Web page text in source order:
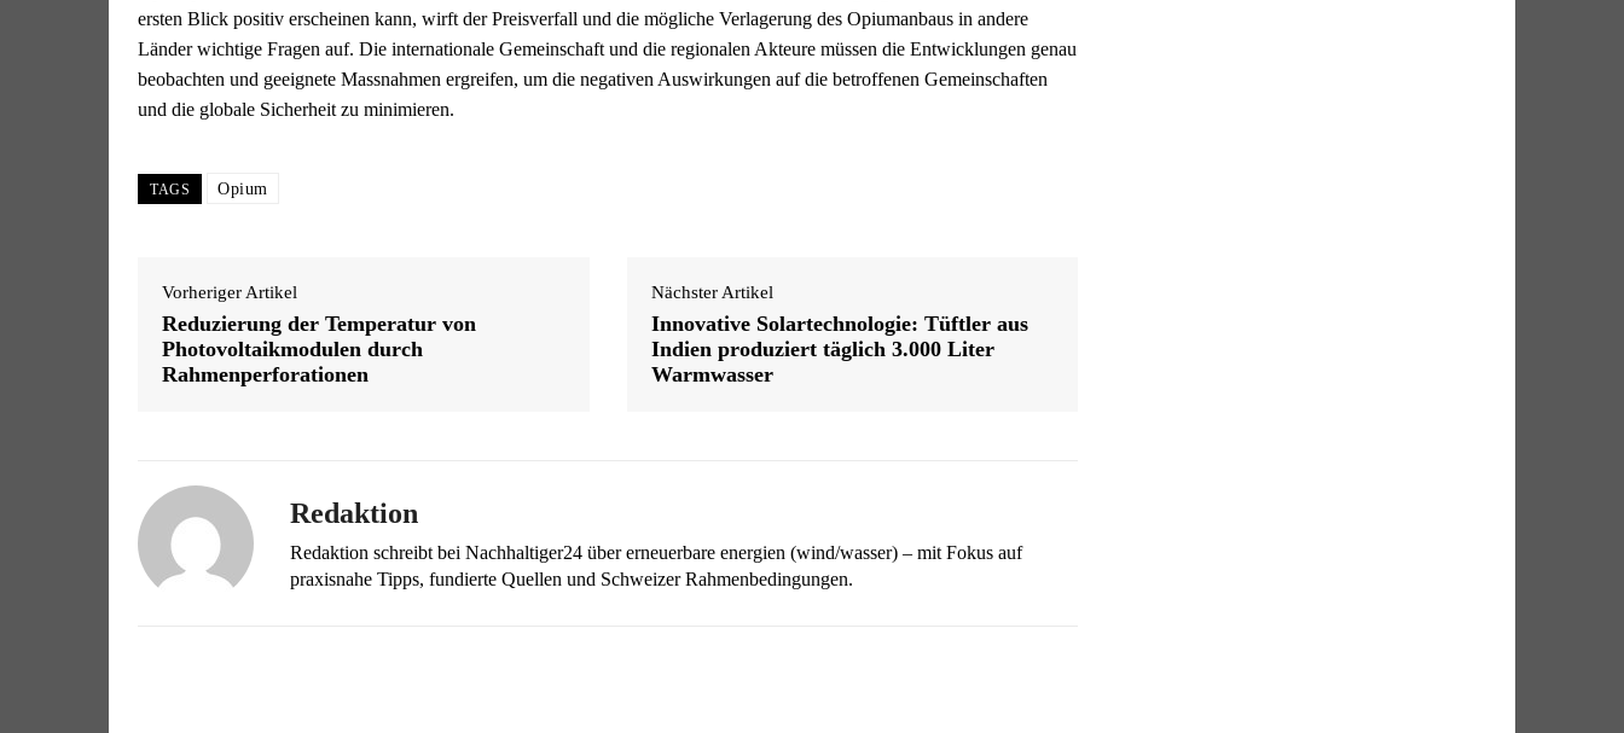
ersten Blick positiv erscheinen kann, wirft der Preisverfall und die mögliche Verlagerung des Opiumanbaus in andere
Länder wichtige Fragen auf. Die internationale Gemeinschaft und die regionalen Akteure müssen die Entwicklungen genau
beobachten und geeignete Massnahmen ergreifen, um die negativen Auswirkungen auf die betroffenen Gemeinschaften
und die globale Sicherheit zu minimieren.
TAGS Opium
Vorheriger Artikel
Reduzierung der Temperatur von
Photovoltaikmodulen durch
Rahmenperforationen
Nächster Artikel
Innovative Solartechnologie: Tüftler aus
Indien produziert täglich 3.000 Liter
Warmwasser
Redaktion
Redaktion schreibt bei Nachhaltiger24 über erneuerbare energien (wind/wasser) – mit Fokus auf
praxisnahe Tipps, fundierte Quellen und Schweizer Rahmenbedingungen.